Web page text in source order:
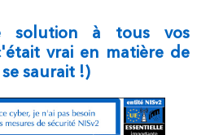
solution à tous vos
vrai en matière de
saurait !)